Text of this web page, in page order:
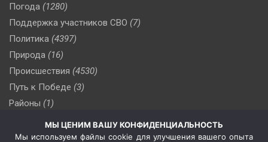
Погода (1280)
Поддержка участников СВО (7)
Политика (4397)
Природа (16)
Происшествия (4530)
Путь к Победе (3)
Районы (1)
(510)
Сельское хозяйство (3)
МЫ ЦЕНИМ ВАШУ КОНФИДЕНЦИАЛЬНОСТЬ
Мы используем файлы cookie для улучшения вашего опыта